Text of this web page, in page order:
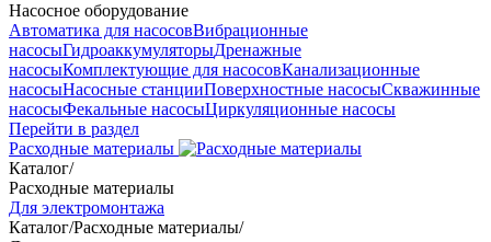
Насосное оборудование
Автоматика для насосовВибрационные
насосыГидроаккумуляторыДренажные
насосыКомплектующие для насосовКанализационные
насосыНасосные станцииПоверхностные насосыСкважинные
насосыФекальные насосыЦиркуляционные насосы
Перейти в раздел
Расходные материалы
Каталог/
Расходные материалы
Для электромонтажа
Каталог/Расходные материалы/